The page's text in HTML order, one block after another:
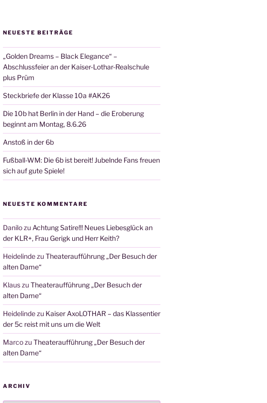
NEUESTE BEITRÄGE
„Golden Dreams – Black Elegance“ –
Abschlussfeier an der Kaiser-Lothar-Realschule
plus Prüm
Steckbriefe der Klasse 10a #AK26
Die 10b hat Berlin in der Hand – die Eroberung
beginnt am Montag, 8.6.26
Anstoß in der 6b
Fußball-WM: Die 6b ist bereit! Jubelnde Fans freuen
sich auf gute Spiele!
NEUESTE KOMMENTARE
Danilozu Achtung Satire!!! Neues Liebesglück an
der KLR+, Frau Gerigk und Herr Keith?
Heidelindezu Theateraufführung „Der Besuch der
alten Dame“
Klauszu Theateraufführung „Der Besuch der
alten Dame“
Heidelindezu Kaiser AxoLOTHAR – das Klassentier
der 5c reist mit uns um die Welt
Marcozu Theateraufführung „Der Besuch der
alten Dame“
ARCHIV